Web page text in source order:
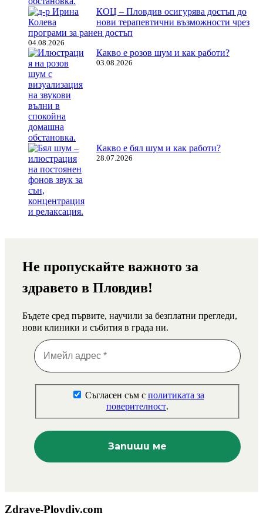
КОЦ – Пловдив осигурява достъп до
нови терапевтични възможности чрез
програми за ранен достъп
04.08.2026
Какво е розов шум и как работи?
03.08.2026
Какво е бял шум и как работи?
28.07.2026
Не пропускайте важното за
здравето в Пловдив!
Бъдете сред първите, научили за безплатни прегледи,
нови клиники и събития в града ни.
Съгласен съм с политиката за
поверителност.
Zdrave-Plovdiv.com